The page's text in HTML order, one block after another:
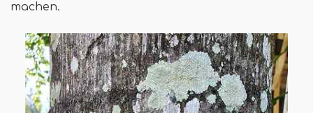
machen.